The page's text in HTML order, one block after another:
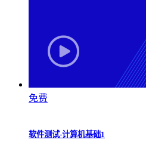
免费
软件测试-计算机基础1